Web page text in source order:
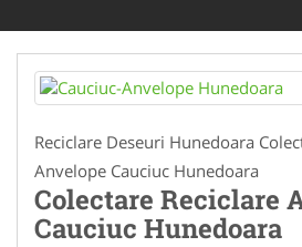
Reciclare Deseuri Hunedoara
Anvelope Cauciuc Hunedoara
Colectare Reciclare
Cauciuc Hunedoara